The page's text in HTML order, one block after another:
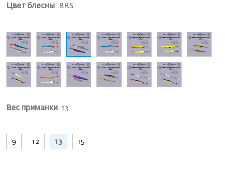
Цвет блесны: BRS
Вес приманки: 13
9 12 13 15